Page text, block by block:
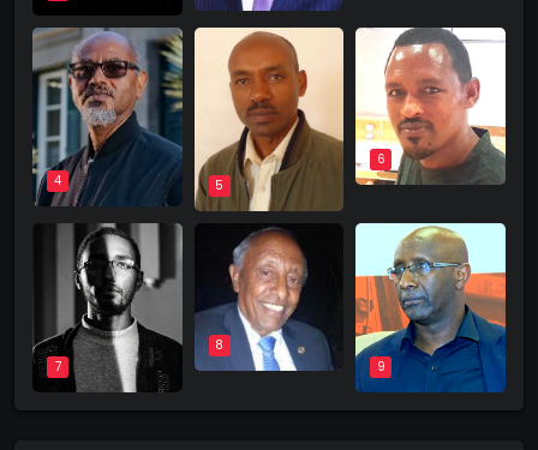
4 5
6
7
8
9